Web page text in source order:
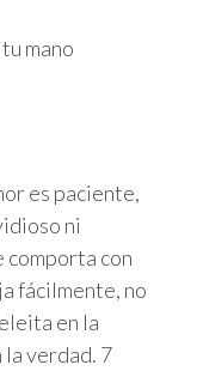
mano
es paciente,
ni
comporta con
fácilmente, no
en la
la verdad. 7